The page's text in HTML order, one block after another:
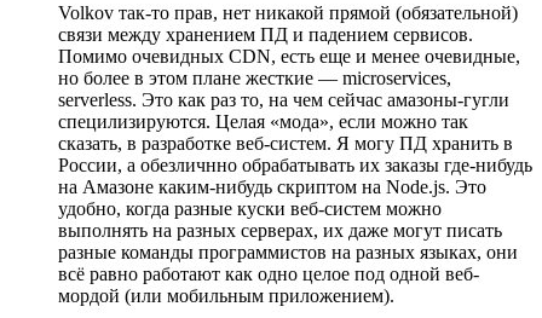
Volkov так-то прав, нет никакой прямой (обязательной)
связи между хранением ПД и падением сервисов.
Помимо очевидных CDN, есть еще и менее очевидные,
но более в этом плане жесткие — microservices,
serverless. Это как раз то, на чем сейчас амазоны-гугли
специлизируются. Целая «мода», если можно так
сказать, в разработке веб-систем. Я могу ПД хранить в
России, а обезличнно обрабатывать их заказы где-нибудь
на Амазоне каким-нибудь скриптом на Node.js. Это
удобно, когда разные куски веб-систем можно
выполнять на разных серверах, их даже могут писать
разные команды программистов на разных языках, они
всё равно работают как одно целое под одной веб-
мордой (или мобильным приложением).